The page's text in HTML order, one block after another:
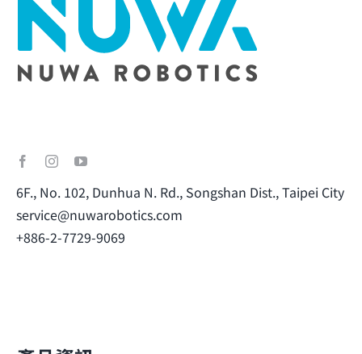
6F., No. 102, Dunhua N. Rd., Songshan Dist., Taipei City
service@nuwarobotics.com
+886-2-7729-9069